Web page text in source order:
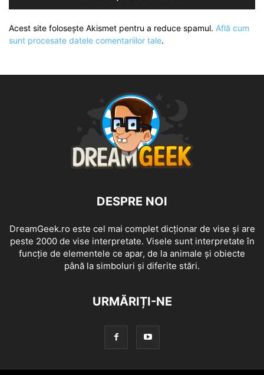
Acest site folosește Akismet pentru a reduce spamul. Află cum
sunt procesate datele comentariilor tale.
DESPRE NOI
DreamGeek.ro este cel mai complet dicționar de vise și are
peste 2000 de vise interpretate. Visele sunt interpretate în
funcție de elementele ce apar, de la animale și obiecte
până la simboluri și diferite stări.
URMĂRIȚI-NE